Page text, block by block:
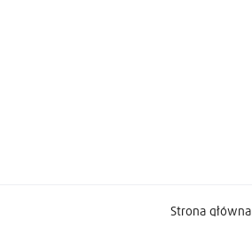
Strona główna